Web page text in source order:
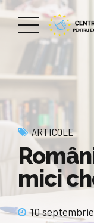
ARTICOLE
mici
10